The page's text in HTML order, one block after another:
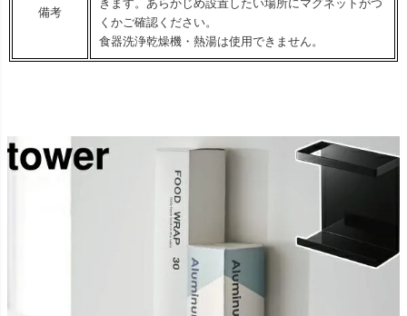
備考
きます。あらかじめ設置したい場所にマグネットがつ
くかご確認ください。
食器洗浄乾燥機・熱湯は使用できません。